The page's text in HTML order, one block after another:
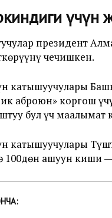
үчүн
президент
чечишкен.
катышуучулары
аброюн» коргош
бул үч
катышуучулары
ашуун киши —